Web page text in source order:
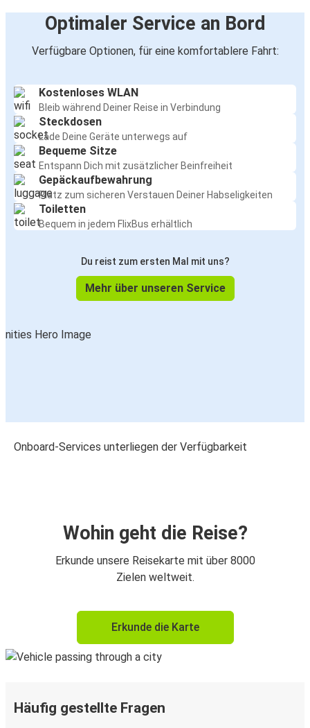
Optimaler Service an Bord
Verfügbare Optionen, für eine komfortablere Fahrt:
Kostenloses WLAN
Bleib während Deiner Reise in Verbindung
Steckdosen
Lade Deine Geräte unterwegs auf
Bequeme Sitze
Entspann Dich mit zusätzlicher Beinfreiheit
Gepäckaufbewahrung
Platz zum sicheren Verstauen Deiner Habseligkeiten
Toiletten
Bequem in jedem FlixBus erhältlich
Du reist zum ersten Mal mit uns?
Mehr über unseren Service
Onboard-Services unterliegen der Verfügbarkeit
Wohin geht die Reise?
Erkunde unsere Reisekarte mit über 8000
Zielen weltweit.
Erkunde die Karte
Häufig gestellte Fragen